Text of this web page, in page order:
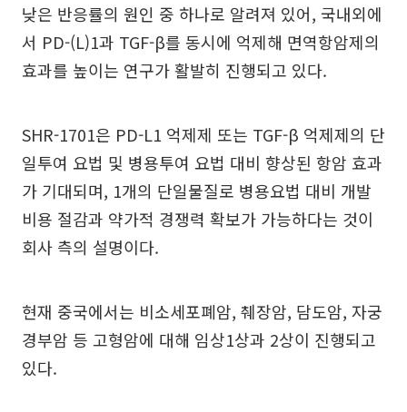
낮은 반응률의 원인 중 하나로 알려져 있어, 국내외에
서 PD-(L)1과 TGF-β를 동시에 억제해 면역항암제의
효과를 높이는 연구가 활발히 진행되고 있다.
SHR-1701은 PD-L1 억제제 또는 TGF-β 억제제의 단
일투여 요법 및 병용투여 요법 대비 향상된 항암 효과
가 기대되며, 1개의 단일물질로 병용요법 대비 개발
비용 절감과 약가적 경쟁력 확보가 가능하다는 것이
회사 측의 설명이다.
현재 중국에서는 비소세포폐암, 췌장암, 담도암, 자궁
경부암 등 고형암에 대해 임상1상과 2상이 진행되고
있다.